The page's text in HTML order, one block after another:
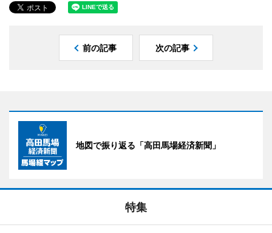
前の記事 次の記事
地図で振り返る「高田馬場経済新聞」
特集